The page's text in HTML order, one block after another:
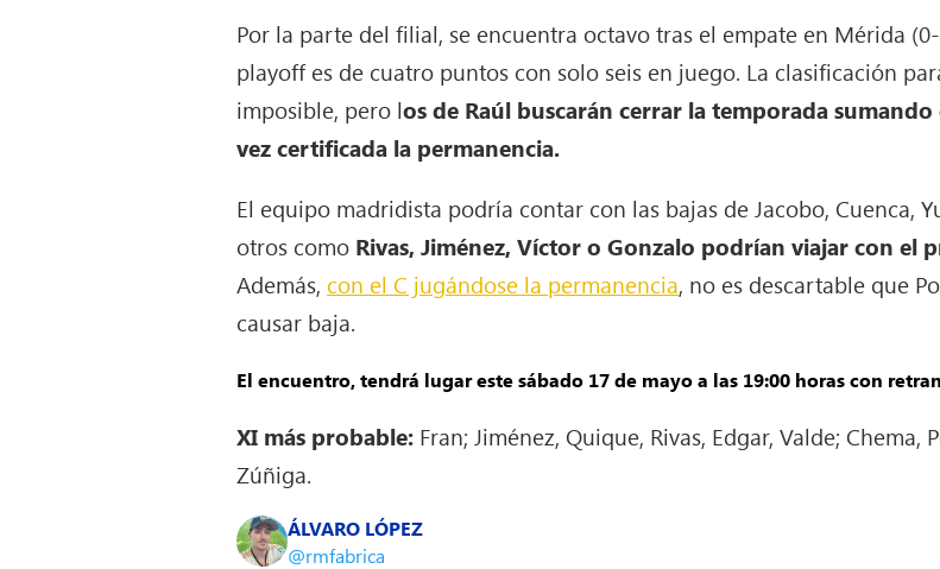
Por la parte del filial, se encuentra octavo tras el empate en Mérida
playoff es de cuatro puntos con solo seis en juego. La clasificación
imposible, pero los de Raúl buscarán cerrar la temporada
vez certificada la permanencia.
El equipo madridista podría contar con las bajas de Jacobo, Cuenca,
otros como Rivas, Jiménez, Víctor o Gonzalo podrían viajar con el
Además, con el C jugándose la permanencia, no es descartable que
causar baja.
El encuentro, tendrá lugar este sábado 17 de mayo a las 19:00 horas con
XI más probable: Fran; Jiménez, Quique, Rivas, Edgar, Valde;
Zúñiga.
ÁLVARO LÓPEZ
@rmfabrica